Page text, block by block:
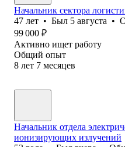
Начальник сектора
47 лет • Был 5 августа •
99 000 ₽
Активно ищет работу
Общий опыт
8 лет 7 месяцев
Начальник отдела
ионизирующих излучений